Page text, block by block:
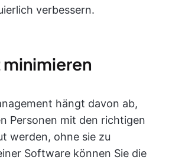
verbessern.
hängt davon ab,
Personen mit den richtigen
werden, ohne sie zu
Software können Sie die